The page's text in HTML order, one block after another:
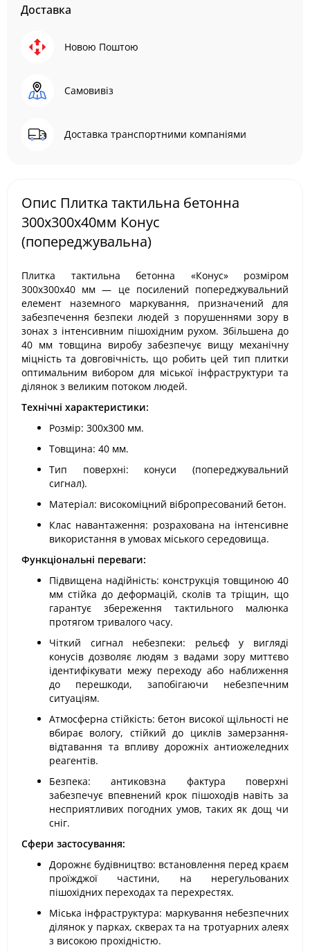
Доставка
Новою Поштою
Самовивіз
Доставка транспортними компаніями
Опис Плитка тактильна бетонна
300х300х40мм Конус
(попереджувальна)
Плитка тактильна бетонна «Конус» розміром
300х300х40 мм — це посилений попереджувальний
елемент наземного маркування, призначений для
забезпечення безпеки людей з порушеннями зору в
зонах з інтенсивним пішохідним рухом. Збільшена до
40 мм товщина виробу забезпечує вищу механічну
міцність та довговічність, що робить цей тип плитки
оптимальним вибором для міської інфраструктури та
ділянок з великим потоком людей.
Технічні характеристики:
Розмір: 300х300 мм.
Товщина: 40 мм.
Тип поверхні: конуси (попереджувальний
сигнал).
Матеріал: високоміцний вібропресований бетон.
Клас навантаження: розрахована на інтенсивне
використання в умовах міського середовища.
Функціональні переваги:
Підвищена надійність: конструкція товщиною 40
мм стійка до деформацій, сколів та тріщин, що
гарантує збереження тактильного малюнка
протягом тривалого часу.
Чіткий сигнал небезпеки: рельєф у вигляді
конусів дозволяє людям з вадами зору миттєво
ідентифікувати межу переходу або наближення
до перешкоди, запобігаючи небезпечним
ситуаціям.
Атмосферна стійкість: бетон високої щільності не
вбирає вологу, стійкий до циклів замерзання-
відтавання та впливу дорожніх антиожеледних
реагентів.
Безпека: антиковзна фактура поверхні
забезпечує впевнений крок пішоходів навіть за
несприятливих погодних умов, таких як дощ чи
сніг.
Сфери застосування:
Дорожнє будівництво: встановлення перед краєм
проїжджої частини, на нерегульованих
пішохідних переходах та перехрестях.
Міська інфраструктура: маркування небезпечних
ділянок у парках, скверах та на тротуарних алеях
з високою прохідністю.